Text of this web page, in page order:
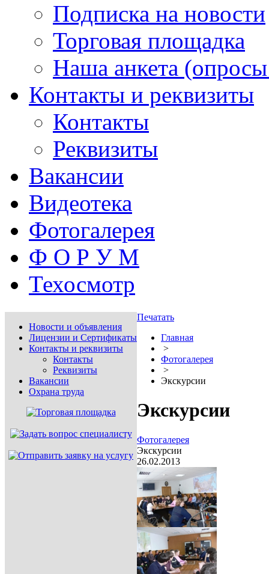
Подписка на новости
Торговая площадка
Наша анкета (опросы
Контакты и реквизиты
Контакты
Реквизиты
Вакансии
Видеотека
Фотогалерея
Ф О Р У М
Техосмотр
Новости и объявления
Лицензии и Сертификаты
Контакты и реквизиты
Контакты
Реквизиты
Вакансии
Охрана труда
Печатать
Главная
>
Фотогалерея
>
Экскурсии
Экскурсии
Фотогалерея
Экскурсии
26.02.2013